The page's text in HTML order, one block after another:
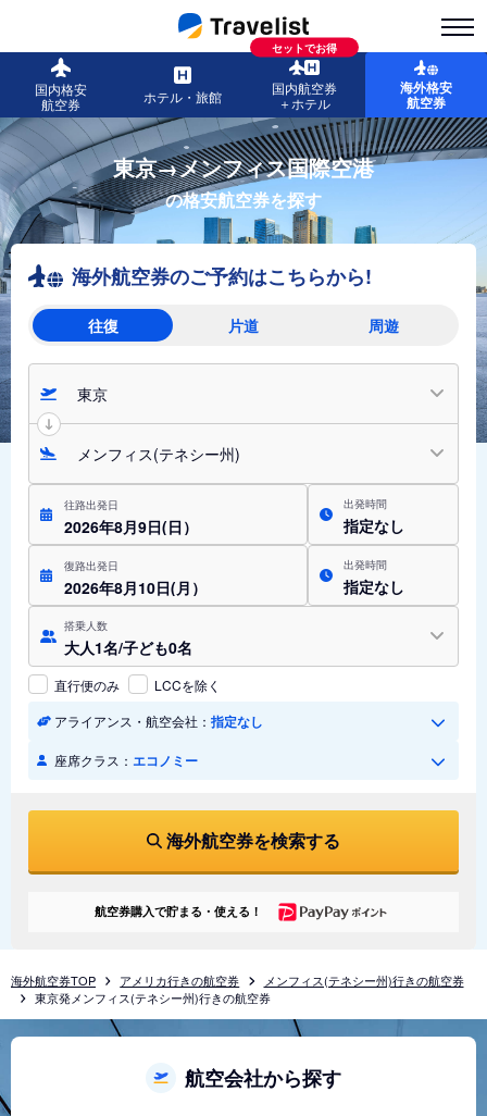
国内格安
航空券
ホテル・旅館
セットでお得
国内航空券
＋ホテル
海外格安
航空券
東京→メンフィス国際空港
の格安航空券を探す
海外航空券のご予約はこちらから!
往復 片道 周遊
東京
メンフィス(テネシー州)
往路出発日
2026年8月9日(日）
出発時間
指定なし
復路出発日
2026年8月10日(月）
出発時間
指定なし
搭乗人数
大人1名/子ども0名
直行便のみ
LCCを除く
アライアンス・航空会社： 指定なし
座席クラス： エコノミー
海外航空券を検索する
航空券購入で貯まる・使える！
海外航空券TOP アメリカ行きの航空券
メンフィス(テネシー州)行きの航空券
東京発メンフィス(テネシー州)行きの航空券
航空会社から探す